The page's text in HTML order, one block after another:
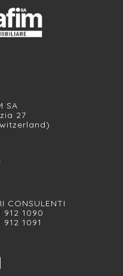
SA
27
CONSULENTI
912 1090
1091